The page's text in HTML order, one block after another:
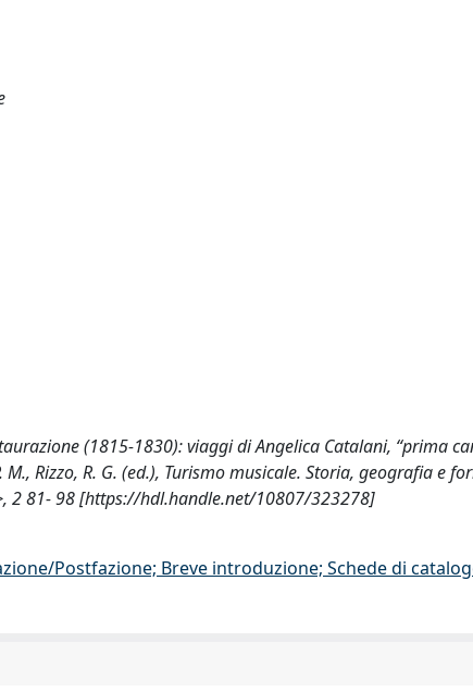
(1815-1830): viaggi di Angelica Catalani, “prima
Rizzo, R. G. (ed.), Turismo musicale. Storia, geografia e
2 81- 98 [https://hdl.handle.net/10807/323278]
Postfazione; Breve introduzione; Schede di